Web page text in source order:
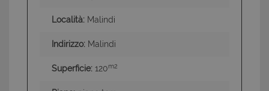
Località: Malindi
Indirizzo: Malindi
Superficie: 120m2